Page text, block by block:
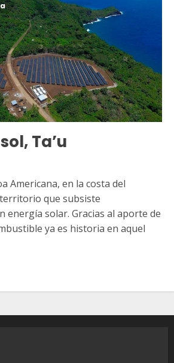
Ta’u
Americana, en la costa del
que subsiste
energía solar. Gracias al aporte de
ya es historia en aquel